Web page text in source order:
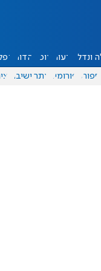
ונדל"ן דעות אוכל יהדות
ספורט פורומים אתר ישיבה